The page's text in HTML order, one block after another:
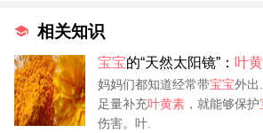
相关知识
宝宝的“天然太阳镜”： 叶
妈妈们都知道经常带宝宝外出
足量补充叶黄素 ，就能够保护
伤害。叶.